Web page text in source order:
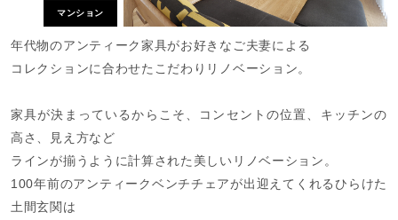
マンション
年代物のアンティーク家具がお好きなご夫妻による
コレクションに合わせたこだわりリノベーション。
家具が決まっているからこそ、コンセントの位置、キッチンの
高さ、見え方など
ラインが揃うように計算された美しいリノベーション。
100年前のアンティークベンチチェアが出迎えてくれるひらけた
土間玄関は